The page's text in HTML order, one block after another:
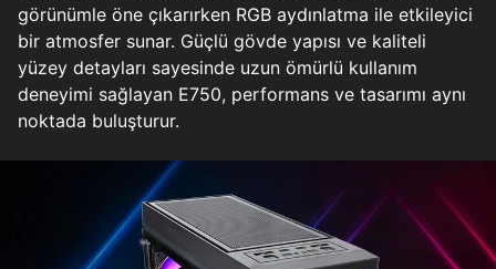
görünümle öne çıkarırken RGB aydınlatma ile etkileyici
bir atmosfer sunar. Güçlü gövde yapısı ve kaliteli
yüzey detayları sayesinde uzun ömürlü kullanım
deneyimi sağlayan E750, performans ve tasarımı aynı
noktada buluşturur.